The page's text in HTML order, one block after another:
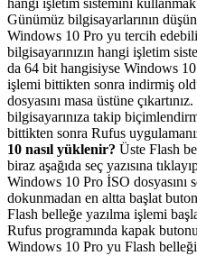
hangi işletim sistemini
Günümüz bilgisayarlarının
Windows 10 Pro yu tercih
bilgisayarınızın hangi işletim
da 64 bit hangisiyse Windows
işlemi bittikten sonra indirmiş
dosyasını masa üstüne
bilgisayarınıza takip
bittikten sonra Rufus
10 nasıl yüklenir? Üste Flash
biraz aşağıda seç yazısına
Windows 10 Pro İSO dosyasını
dokunmadan en altta başlat
Flash belleğe yazılma işlemi
Rufus programında kapak
Windows 10 Pro yu Flash